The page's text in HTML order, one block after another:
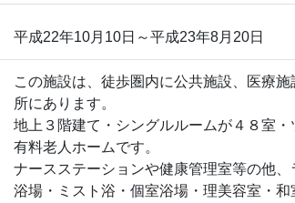
平成22年10月10日～平成23年8月20日
この施設は、徒歩圏内に公共施設、医療
所にあります。
地上３階建て・シングルルームが４８室
有料老人ホームです。
ナースステーションや健康管理室等の他
浴場・ミスト浴・個室浴場・理美容室・